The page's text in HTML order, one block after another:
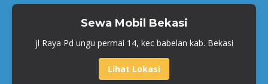
Sewa Mobil Bekasi
jl Raya Pd ungu permai 14, kec babelan kab. Bekasi
Lihat Lokasi